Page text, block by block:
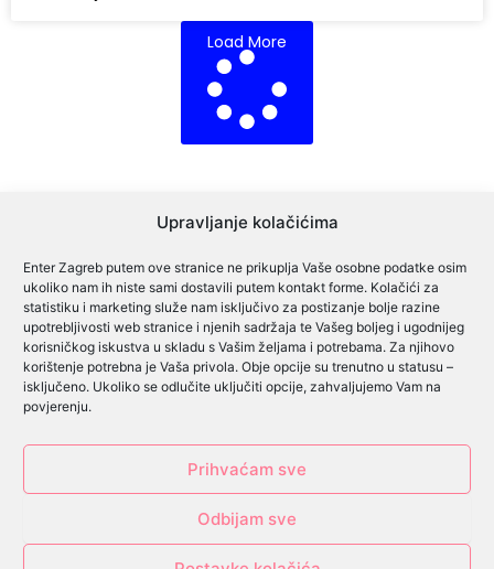
Upravljanje kolačićima
Enter Zagreb putem ove stranice ne prikuplja Vaše osobne podatke osim
ukoliko nam ih niste sami dostavili putem kontakt forme. Kolačići za
statistiku i marketing služe nam isključivo za postizanje bolje razine
upotrebljivosti web stranice i njenih sadržaja te Vašeg boljeg i ugodnijeg
korisničkog iskustva u skladu s Vašim željama i potrebama. Za njihovo
korištenje potrebna je Vaša privola. Obje opcije su trenutno u statusu –
isključeno. Ukoliko se odlučite uključiti opcije, zahvaljujemo Vam na
povjerenju.
Prihvaćam sve
Odbijam sve
Load More
Cjenik oglašavanja
Cjenik predsjednički izbori
Cjenik lokalni izbori
Izjava o privatnosti
Impressum